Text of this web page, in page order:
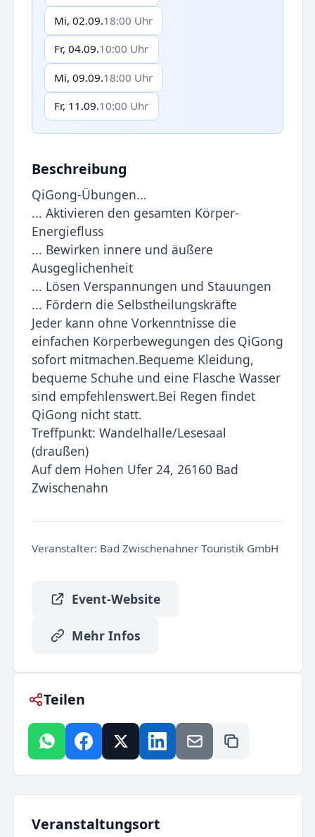
Mi, 02.09.18:00 Uhr
Fr, 04.09.10:00 Uhr
Mi, 09.09.18:00 Uhr
Fr, 11.09.10:00 Uhr
Beschreibung
QiGong-Übungen...
... Aktivieren den gesamten Körper-
Energiefluss
... Bewirken innere und äußere
Ausgeglichenheit
... Lösen Verspannungen und Stauungen
... Fördern die Selbstheilungskräfte
Jeder kann ohne Vorkenntnisse die
einfachen Körperbewegungen des QiGong
sofort mitmachen.Bequeme Kleidung,
bequeme Schuhe und eine Flasche Wasser
sind empfehlenswert.Bei Regen findet
QiGong nicht statt.
Treffpunkt: Wandelhalle/Lesesaal
(draußen)
Auf dem Hohen Ufer 24, 26160 Bad
Zwischenahn
Veranstalter: Bad Zwischenahner Touristik GmbH
Event-Website
Mehr Infos
Teilen
Veranstaltungsort